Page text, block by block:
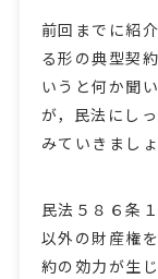
前回までに紹
る形の典型契
いうと何か聞
が，民法にし
みていきましょ
民法５８６条
以外の財産権
約の効力が生